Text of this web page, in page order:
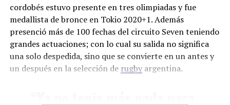
“De los 9 Juegos Olímpicos
que estuve este no me
cordobés estuvo presente en tres olimpiadas y fue
medallista de bronce en Tokio 2020+1. Además
presenció más de 100 fechas del circuito Seven teniendo
grandes actuaciones; con lo cual su salida no significa
una solo despedida, sino que se convierte en un antes y
un después en la selección de rugbyargentina.